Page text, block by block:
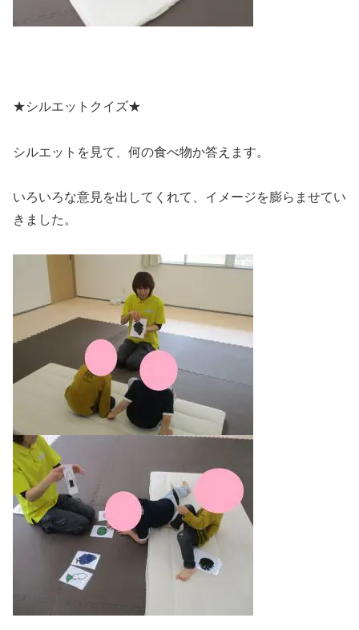
★シルエットクイズ★
シルエットを見て、何の食べ物か答えます。
いろいろな意見を出してくれて、イメージを膨らませてい
きました。